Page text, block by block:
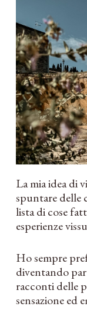
La mia idea di
spuntare delle
lista di cose
esperienze
Ho sempre
diventando
racconti delle
sensazione ed